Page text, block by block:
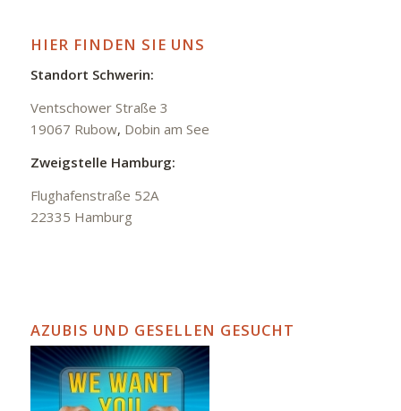
HIER FINDEN SIE UNS
Standort Schwerin:
Ventschower Straße 3
19067 Rubow, Dobin am See
Zweigstelle Hamburg:
Flughafenstraße 52A
22335 Hamburg
AZUBIS UND GESELLEN GESUCHT